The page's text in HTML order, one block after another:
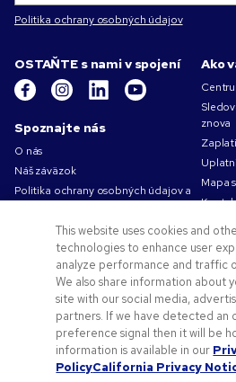
Politika ochrany osobných údajov
OSTAŇTE s nami v spojení
Spoznajte nás
O nás
Náš záväzok
Politika ochrany osobných údajov a
Podmienky používania
Obchodné podmienky
Kariéra v Pens.com
Ako vám môžeme pomôcť?
Reklamné predmety
Zľavové kódy a kupóny
Pomoc s logom
Ako
znova
Mapa
This website uses cookies and
technologies to enhance user
analyze performance and traffic
We also share information about
site with our social media,
partners. If we have detected an
preference signal then it will be
information is available in our
PolicyCalifornia Privacy